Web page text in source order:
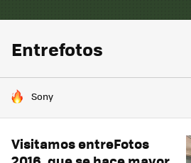
Entrefotos
HOY SE HABLA DE
Sony
Visitamos entreFotos